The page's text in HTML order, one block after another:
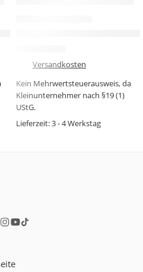
Versandkosten
Kein Mehrwertsteuerausweis, da
Kleinunternehmer nach §19 (1)
UStG.
Lieferzeit:3 - 4 Werkstag